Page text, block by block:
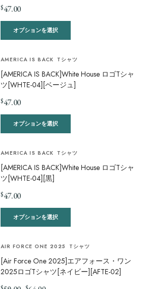
$47.00
オプションを選択
AMERICA IS BACK Tシャツ
[AMERICA IS BACK]White House ロゴTシャ
ツ[WHTE-04][ベージュ]
$47.00
オプションを選択
AMERICA IS BACK Tシャツ
[AMERICA IS BACK]White House ロゴTシャ
ツ[WHTE-04][黒]
$47.00
オプションを選択
AIR FORCE ONE 2025 Tシャツ
[Air Force One 2025]エアフォース・ワン
2025ロゴTシャツ[ネイビー][AFTE-02]